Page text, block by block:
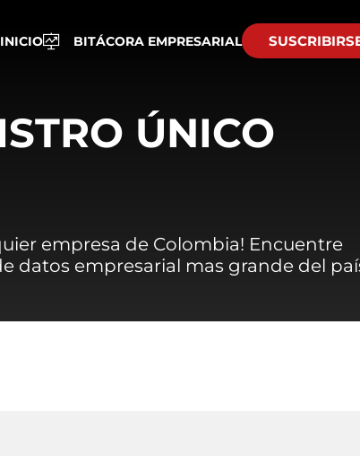
INICIO BITÁCORA EMPRESARIAL
ÚNICO
empresa de Colombia! Encuentre
datos empresarial mas grande del